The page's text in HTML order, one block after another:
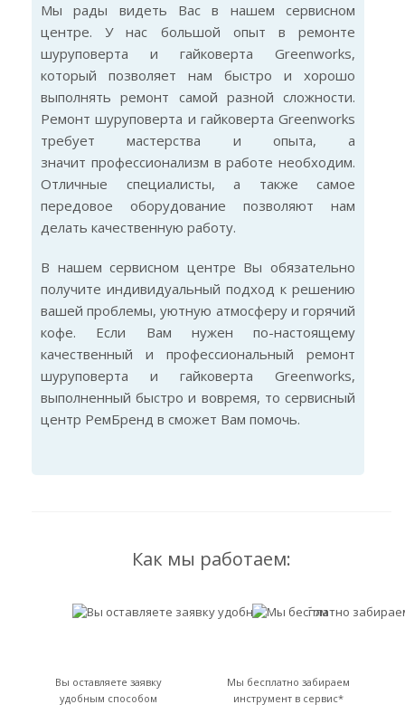
Мы рады видеть Вас в нашем сервисном
центре. У нас большой опыт в ремонте
шуруповерта и гайковерта Greenworks,
который позволяет нам быстро и хорошо
выполнять ремонт самой разной сложности.
Ремонт шуруповерта и гайковерта Greenworks
требует мастерства и опыта, а
значит профессионализм в работе необходим.
Отличные специалисты, а также самое
передовое оборудование позволяют нам
делать качественную работу.
В нашем сервисном центре Вы обязательно
получите индивидуальный подход к решению
вашей проблемы, уютную атмосферу и горячий
кофе. Если Вам нужен по-настоящему
качественный и профессиональный ремонт
шуруповерта и гайковерта Greenworks,
выполненный быстро и вовремя, то сервисный
центр РемБренд в сможет Вам помочь.
Как мы работаем:
Вы оставляете заявку
удобным способом
Мы бесплатно забираем
инструмент в сервис*